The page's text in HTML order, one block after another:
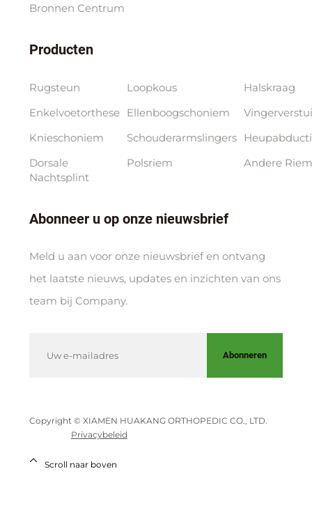
Bronnen Centrum
Producten
Rugsteun
Enkelvoetorthese
Knieschoniem
Dorsale
Nachtsplint
Loopkous
Ellenboogschoniem
Schouderarmslingers
Polsriem
Halskraag
Andere
Abonneer u op onze nieuwsbrief
Meld u aan voor onze nieuwsbrief en ontvang
het laatste nieuws, updates en inzichten van ons
team bij Company.
Abonneren
Copyright © XIAMEN HUAKANG ORTHOPEDIC CO., LTD.
Privacybeleid
Scroll naar boven